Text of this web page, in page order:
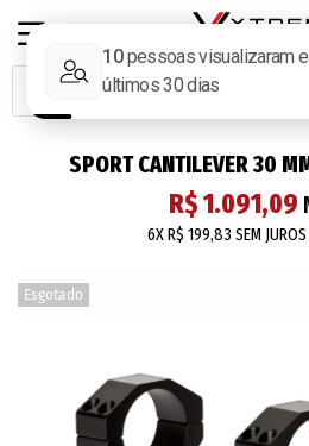
SPORT CANTILEVER 30
R$ 1.091,09
6XR$ 199,83 SEM
Esgotado